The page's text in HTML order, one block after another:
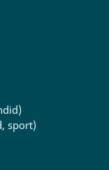
sport)